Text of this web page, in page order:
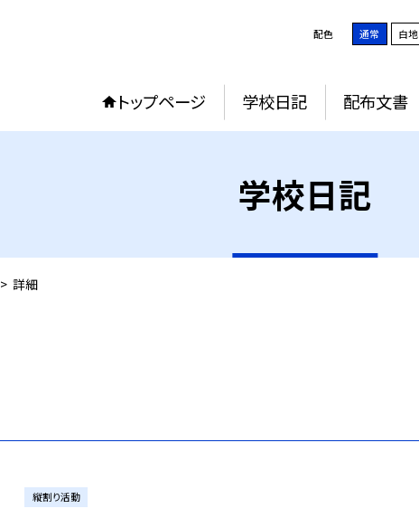
配色 通常 白地
トップページ 学校日記 配布文書
学校日記
> 詳細
縦割り活動